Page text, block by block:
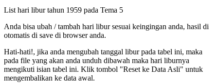
List hari libur tahun 1959 pada Tema 5
Anda bisa ubah / tambah hari libur sesuai keingingan anda, hasil di
otomatis di save di browser anda.
Hati-hati!, jika anda mengubah tanggal libur pada tabel ini, maka
pada file yang akan anda unduh dibawah maka hari liburnya
mengikuti isian tabel ini. Klik tombol "Reset ke Data Asli" untuk
mengembalikan ke data awal.